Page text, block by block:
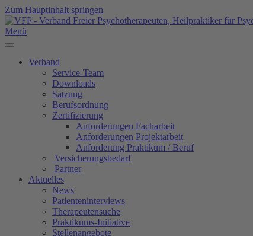
Zum Hauptinhalt springen
Menü
Verband
Service-Team
Downloads
Satzung
Berufsordnung
Zertifizierung
Anforderungen Facharbeit
Anforderungen Projektarbeit
Anforderung Praktikum / Beruf
Versicherungsbedarf
Partner
Aktuelles
News
Patienteninterviews
Therapeutensuche
Praktikums-Initiative
Stellenangebote